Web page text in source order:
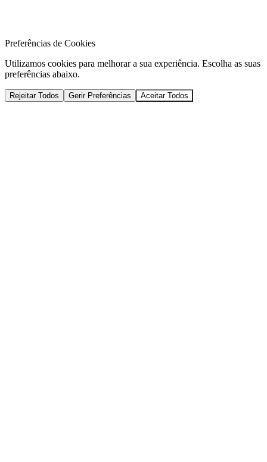
Preferências de Cookies
Utilizamos cookies para melhorar a sua experiência. Escolha as suas
preferências abaixo.
Rejeitar Todos Gerir Preferências Aceitar Todos